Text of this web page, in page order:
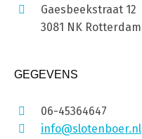
Gaesbeekstraat 12
3081 NK Rotterdam
GEGEVENS
06-45364647
info@slotenboer.nl